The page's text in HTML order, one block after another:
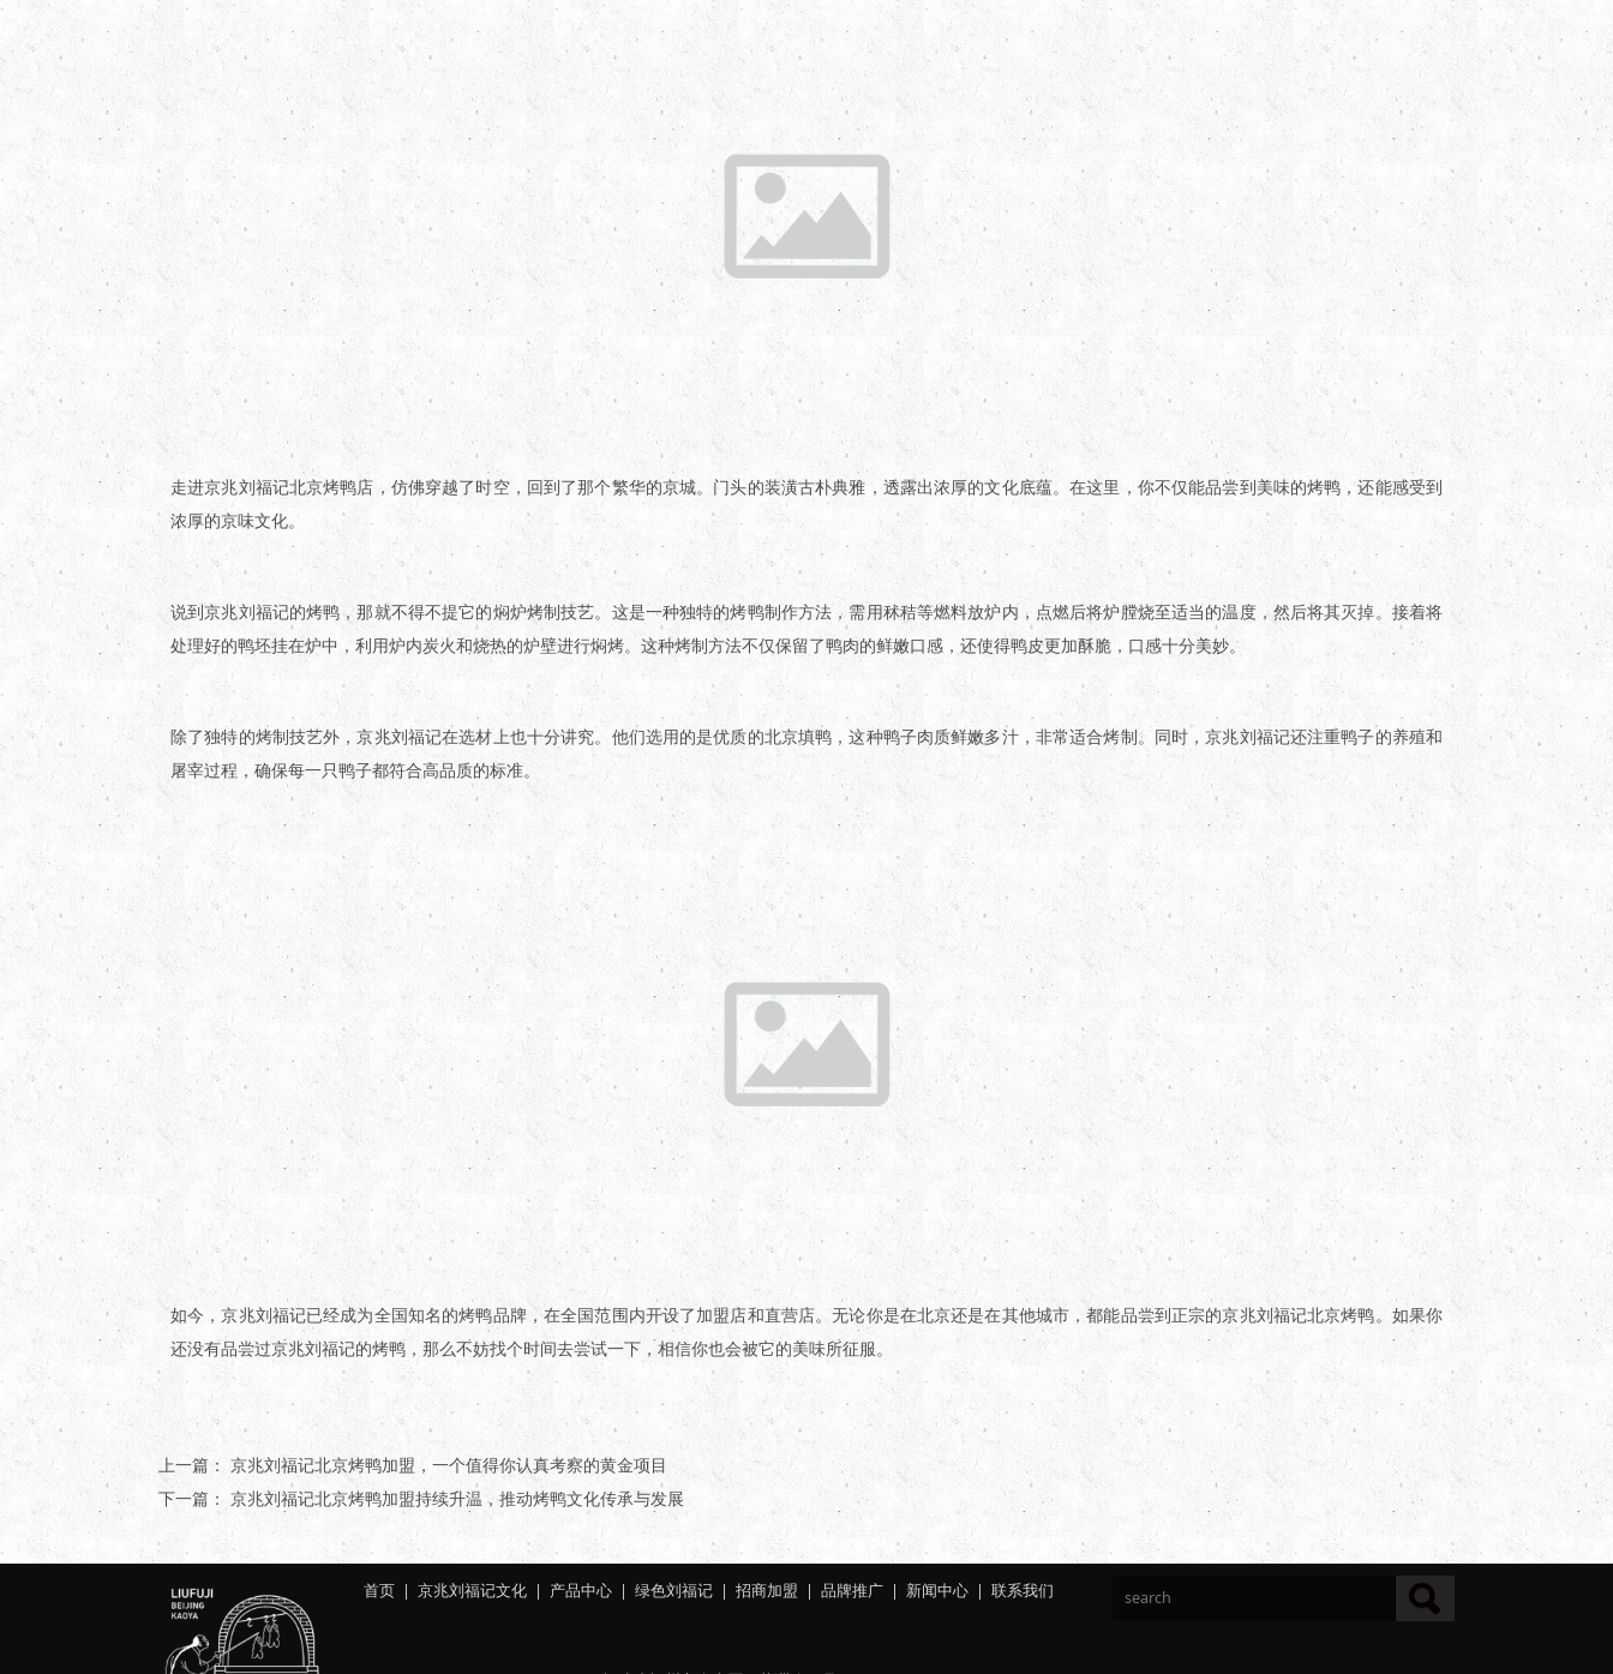
走进京兆刘福记北京烤鸭店，仿佛穿越了时空，回到了那个繁华的京城。门头的装潢古朴典雅，透露出浓厚的文化底蕴。在这里，你不仅能品尝到美味的烤鸭，还能感受到
浓厚的京味文化。
说到京兆刘福记的烤鸭，那就不得不提它的焖炉烤制技艺。这是一种独特的烤鸭制作方法，需用秫秸等燃料放炉内，点燃后将炉膛烧至适当的温度，然后将其灭掉。接着将
处理好的鸭坯挂在炉中，利用炉内炭火和烧热的炉壁进行焖烤。这种烤制方法不仅保留了鸭肉的鲜嫩口感，还使得鸭皮更加酥脆，口感十分美妙。
除了独特的烤制技艺外，京兆刘福记在选材上也十分讲究。他们选用的是优质的北京填鸭，这种鸭子肉质鲜嫩多汁，非常适合烤制。同时，京兆刘福记还注重鸭子的养殖和
屠宰过程，确保每一只鸭子都符合高品质的标准。
如今，京兆刘福记已经成为全国知名的烤鸭品牌，在全国范围内开设了加盟店和直营店。无论你是在北京还是在其他城市，都能品尝到正宗的京兆刘福记北京烤鸭。如果你
还没有品尝过京兆刘福记的烤鸭，那么不妨找个时间去尝试一下，相信你也会被它的美味所征服。
上一篇： 京兆刘福记北京烤鸭加盟，一个值得你认真考察的黄金项目
下一篇： 京兆刘福记北京烤鸭加盟持续升温，推动烤鸭文化传承与发展
首页 | 京兆刘福记文化 | 产品中心 | 绿色刘福记 | 招商加盟 | 品牌推广 | 新闻中心 | 联系我们